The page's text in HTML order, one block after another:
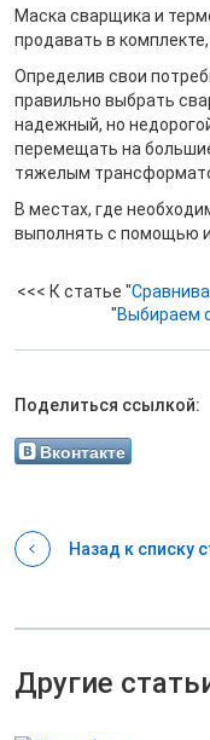
Маска сварщика и
продавать в
Определив свои
правильно выбрать
надежный, но
перемещать на
тяжелым
В местах, где
выполнять с помощью
<<< К статье "
"Выбираем
Назад к списку
Вконтакте
Поделиться ссылкой:
Другие